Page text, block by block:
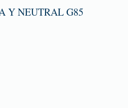
Y NEUTRAL G85